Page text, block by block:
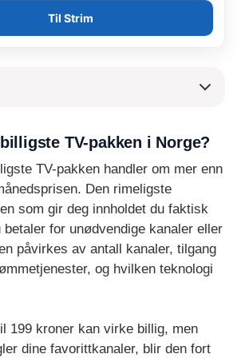
Til Strim
TV-pakken i Norge?
TV-pakken handler om mer enn
Den rimeligste
som gir deg innholdet du faktisk
betaler for unødvendige kanaler eller
påvirkes av antall kanaler, tilgang
og hvilken teknologi
199 kroner kan virke billig, men
dine favorittkanaler, blir den fort